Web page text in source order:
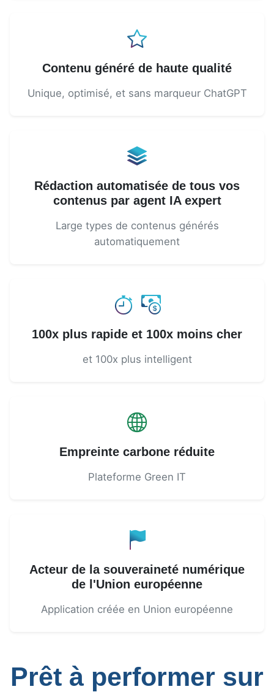
Contenu généré de haute qualité
Unique, optimisé, et sans marqueur ChatGPT
Rédaction automatisée de tous vos
contenus par agent IA expert
Large types de contenus générés
automatiquement
100x plus rapide et 100x moins cher
et 100x plus intelligent
Empreinte carbone réduite
Plateforme Green IT
Acteur de la souveraineté numérique
de l'Union européenne
Application créée en Union européenne
Prêt à performer sur